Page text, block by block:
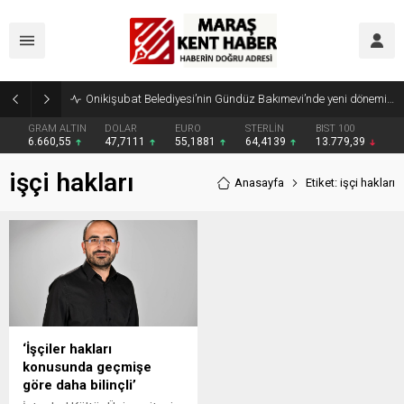
Onikişubat Belediyesi’nin Gündüz Bakımevi’nde yeni dönemin ön kayıtları başladı
GRAM ALTIN
6.660,55
DOLAR
47,7111
EURO
55,1881
STERLİN
64,4139
BIST 100
13.779,39
işçi hakları Anasayfa Etiket: işçi hakları
‘İşçiler hakları
konusunda geçmişe
göre daha bilinçli’